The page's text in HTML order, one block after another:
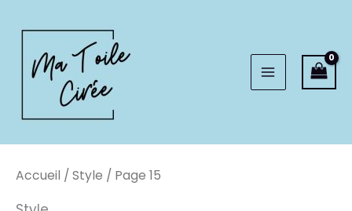
contenu
Accueil / Style / Page 15